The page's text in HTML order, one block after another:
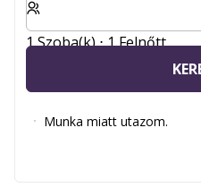
1 Szoba(k) ⋅ 1 Felnőtt
Munka miatt utazom.